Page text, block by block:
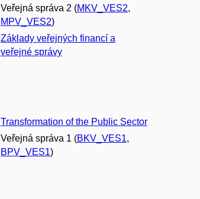
Veřejná správa 2 (MKV_VES2,
MPV_VES2)
Základy veřejných financí a
veřejné správy
Transformation of the Public Sector
Veřejná správa 1 (BKV_VES1,
BPV_VES1)